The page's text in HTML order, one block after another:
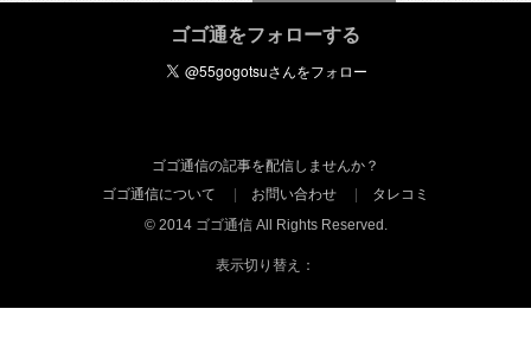
ゴゴ通をフォローする
ゴゴ通信の記事を配信しませんか？
ゴゴ通信について
お問い合わせ
タレコミ
© 2014 ゴゴ通信 All Rights Reserved.
表示切り替え：